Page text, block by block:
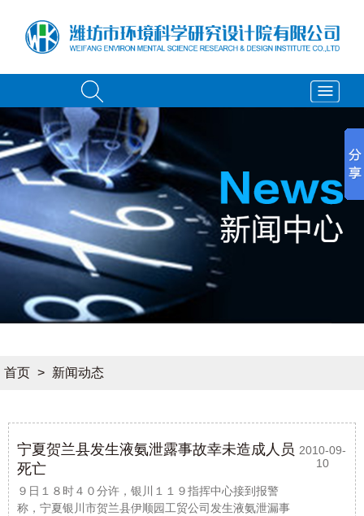
首页 > 新闻动态
2010-09-
10
宁夏贺兰县发生液氨泄露事故幸未造成人员
死亡
９日１８时４０分许，银川１１９指挥中心接到报警
称，宁夏银川市贺兰县伊顺园工贸公司发生液氨泄漏事